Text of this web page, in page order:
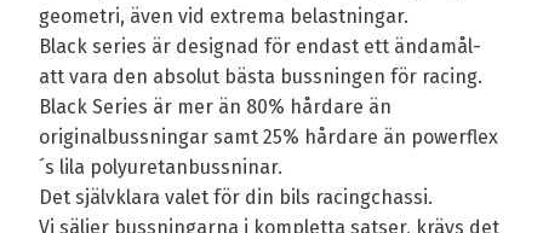
geometri, även vid extrema belastningar.
Black series är designad för endast ett ändamål-
att vara den absolut bästa bussningen för racing.
Black Series är mer än 80% hårdare än
originalbussningar samt 25% hårdare än powerflex
´s lila polyuretanbussninar.
Det självklara valet för din bils racingchassi.
Vi säljer bussningarna i kompletta satser, krävs det